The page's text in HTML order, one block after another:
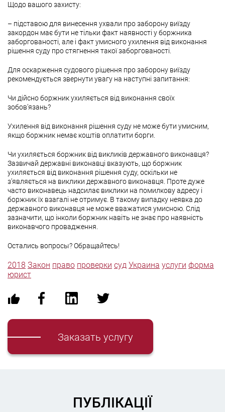
Щодо вашого захисту:
– підставою для винесення ухвали про заборону виїзду
закордон має бути не тільки факт наявності у боржника
заборгованості, але і факт умисного ухилення від виконання
рішення суду про стягнення такої заборгованості.
Для оскарження судового рішення про заборону виїзду
рекомендується звернути увагу на наступні запитання:
Чи дійсно боржник ухиляється від виконання своїх
зобов’язань?
Ухилення від виконання рішення суду не може бути умисним,
якщо боржник немає коштів оплатити борги.
Чи ухиляється боржник від викликів державного виконавця?
Зазвичай державні виконавці вказують, що боржник
ухиляється від виконання рішення суду, оскільки не
з’являється на виклики державного виконавця. Проте дуже
часто виконавець надсилає виклики на помилкову адресу і
боржник їх взагалі не отримує. В такому випадку неявка до
державного виконавця не може вважатися умисною. Слід
зазначити, що інколи боржник навіть не знає про наявність
виконавчого провадження.
Остались вопросы? Обращайтесь!
2018 Закон право проверки суд Украина услуги форма
юрист
Заказать услугу
ПУБЛІКАЦІЇ